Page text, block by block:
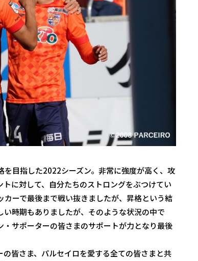
目指した2022シーズン。非常に強度が高く、攻
に対して、自分たちのストロングをぶつけてい
ーで最後まで戦い抜きましたが、昇格という結
時期もありましたが、そのような状況の中で
サポーターの皆さまのサポートが力となり最後
皆さま、パルセイロを愛する全ての皆さまと共